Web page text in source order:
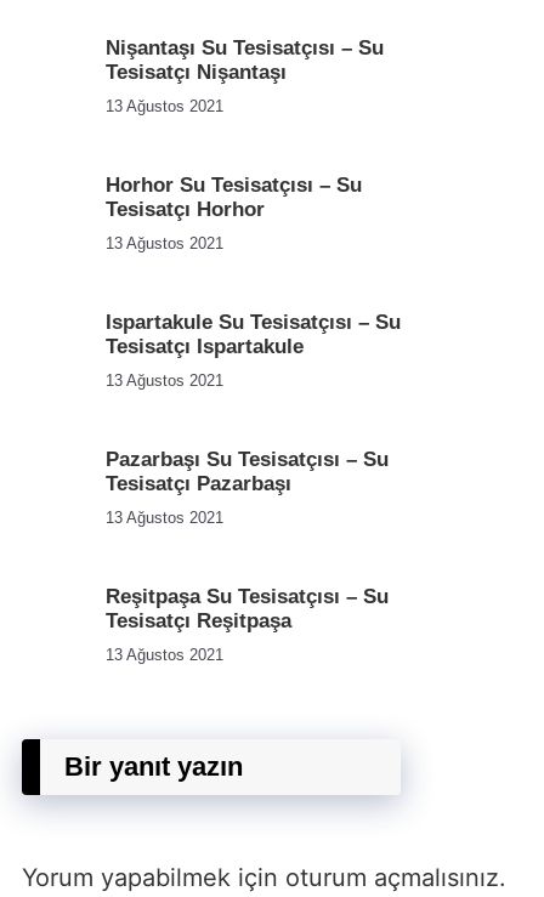
Nişantaşı Su Tesisatçısı – Su
Tesisatçı Nişantaşı
13 Ağustos 2021
Horhor Su Tesisatçısı – Su
Tesisatçı Horhor
13 Ağustos 2021
Ispartakule Su Tesisatçısı – Su
Tesisatçı Ispartakule
13 Ağustos 2021
Pazarbaşı Su Tesisatçısı – Su
Tesisatçı Pazarbaşı
13 Ağustos 2021
Reşitpaşa Su Tesisatçısı – Su
Tesisatçı Reşitpaşa
13 Ağustos 2021
Bir yanıt yazın
Yorum yapabilmek için oturum açmalısınız.